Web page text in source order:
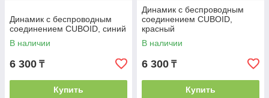
Динамик с беспроводным
соединением CUBOID, синий
В наличии
6 300 ₸
Купить
Динамик с беспроводным
соединением CUBOID,
красный
В наличии
6 300 ₸
Купить